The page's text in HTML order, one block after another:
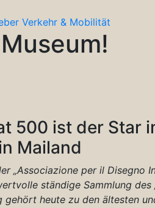
Verkehr & Mobilität
500 ist der Star
Mailand
„Associazione per il Disegno
ständige Sammlung des
gehört heute zu den ältesten